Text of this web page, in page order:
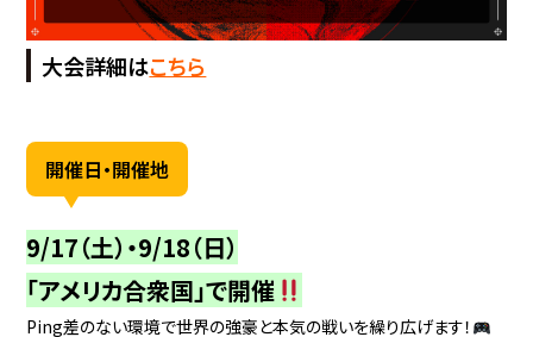
大会詳細はこちら
開催日・開催地
9/17（土）・9/18（日）
「アメリカ合衆国」で開催
Ping差のない環境で世界の強豪と本気の戦いを繰り広げます！